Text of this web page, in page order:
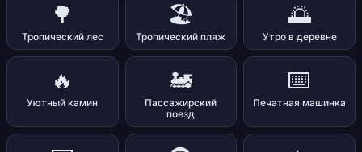
🌳
Тропический лес
🏖️
Тропический пляж
🌅
Утро в деревне
🔥
Уютный камин
🚂
Пассажирский
поезд
⌨️
Печатная машинка